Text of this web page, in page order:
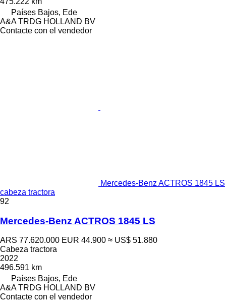
Países Bajos, Ede
A&A TRDG HOLLAND BV
Contacte con el vendedor
Mercedes-Benz ACTROS 1845 LS
cabeza tractora
92
Mercedes-Benz ACTROS 1845 LS
ARS 77.620.000 EUR 44.900 ≈ US$ 51.880
Cabeza tractora
2022
496.591 km
Países Bajos, Ede
A&A TRDG HOLLAND BV
Contacte con el vendedor